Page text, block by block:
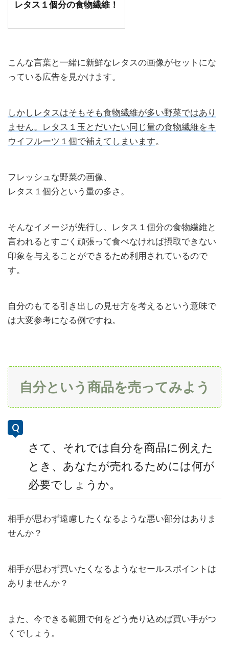
レタス１個分の食物繊維！
こんな言葉と一緒に新鮮なレタスの画像がセットにな
っている広告を見かけます。
しかしレタスはそもそも食物繊維が多い野菜ではあり
ません。レタス１玉とだいたい同じ量の食物繊維をキ
ウイフルーツ１個で補えてしまいます。
フレッシュな野菜の画像、
レタス１個分という量の多さ。
そんなイメージが先行し、レタス１個分の食物繊維と
言われるとすごく頑張って食べなければ摂取できない
印象を与えることができるため利用されているので
す。
自分のもてる引き出しの見せ方を考えるという意味で
は大変参考になる例ですね。
自分という商品を売ってみよう
さて、それでは自分を商品に例えた
とき、あなたが売れるためには何が
必要でしょうか。
相手が思わず遠慮したくなるような悪い部分はありま
せんか？
相手が思わず買いたくなるようなセールスポイントは
ありませんか？
また、今できる範囲で何をどう売り込めば買い手がつ
くでしょう。